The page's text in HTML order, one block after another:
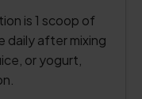
is 1 scoop of
daily after mixing
or yogurt,